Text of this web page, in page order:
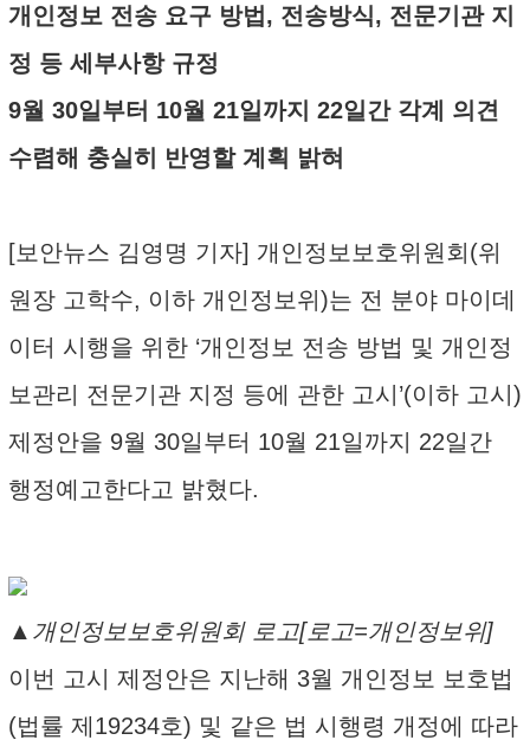
개인정보 전송 요구 방법, 전송방식, 전문기관 지
정 등 세부사항 규정
9월 30일부터 10월 21일까지 22일간 각계 의견
수렴해 충실히 반영할 계획 밝혀
[보안뉴스 김영명 기자] 개인정보보호위원회(위
원장 고학수, 이하 개인정보위)는 전 분야 마이데
이터 시행을 위한 ‘개인정보 전송 방법 및 개인정
보관리 전문기관 지정 등에 관한 고시’(이하 고시)
제정안을 9월 30일부터 10월 21일까지 22일간
행정예고한다고 밝혔다.
▲개인정보보호위원회 로고[로고=개인정보위]
이번 고시 제정안은 지난해 3월 개인정보 보호법
(법률 제19234호) 및 같은 법 시행령 개정에 따라